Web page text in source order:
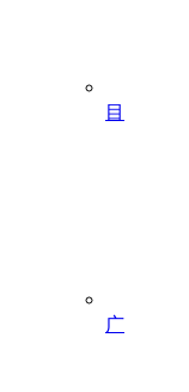
目
广